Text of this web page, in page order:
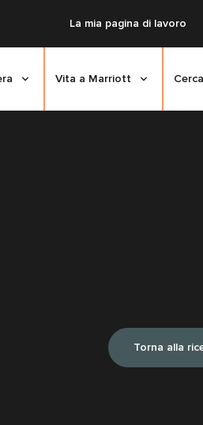
La mia pagina di lavoro
Vita a Marriott
Torna alla